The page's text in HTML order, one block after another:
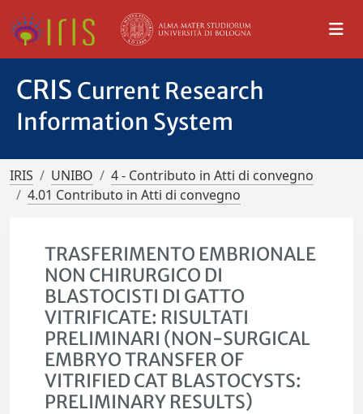
CRIS Current Research
Information System
IRIS UNIBO
4 - Contributo in Atti di convegno
4.01 Contributo in Atti di convegno
TRASFERIMENTO EMBRIONALE
NON CHIRURGICO DI
BLASTOCISTI DI GATTO
VITRIFICATE: RISULTATI
PRELIMINARI (NON-SURGICAL
EMBRYO TRANSFER OF
VITRIFIED CAT BLASTOCYSTS:
PRELIMINARY RESULTS)